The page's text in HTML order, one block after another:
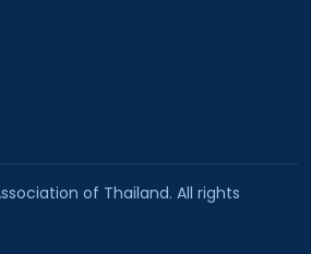
of Thailand. All rights